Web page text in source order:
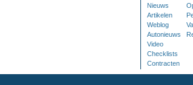
Nieuws
Artikelen
Weblog
Autonieuws
Video
Checklists
Contracten